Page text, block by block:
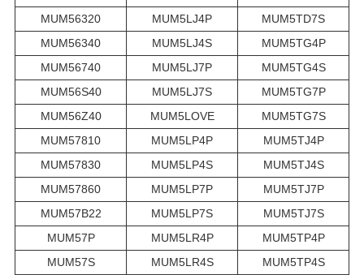
MUM56320
MUM5LJ4P
MUM5TD7S
MUM56340
MUM5LJ4S
MUM5TG4P
MUM56740
MUM5LJ7P
MUM5TG4S
MUM56S40
MUM5LJ7S
MUM5TG7P
MUM56Z40
MUM5LOVE
MUM5TG7S
MUM57810
MUM5LP4P
MUM5TJ4P
MUM57830
MUM5LP4S
MUM5TJ4S
MUM57860
MUM5LP7P
MUM5TJ7P
MUM57B22
MUM5LP7S
MUM5TJ7S
MUM57P
MUM5LR4P
MUM5TP4P
MUM57S
MUM5LR4S
MUM5TP4S